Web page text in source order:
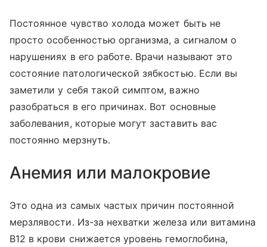
Постоянное чувство холода может быть не
просто особенностью организма, а сигналом о
нарушениях в его работе. Врачи называют это
состояние патологической зябкостью. Если вы
заметили у себя такой симптом, важно
разобраться в его причинах. Вот основные
заболевания, которые могут заставить вас
постоянно мерзнуть.
Анемия или малокровие
Это одна из самых частых причин постоянной
мерзлявости. Из-за нехватки железа или витамина
В12 в крови снижается уровень гемоглобина,